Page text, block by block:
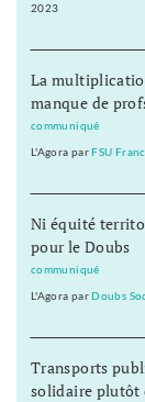
2023
La
manque de
communiqué
L'Agora parFSU
Ni équité
pour le Doubs
communiqué
L'Agora parDoubs
Transports
solidaire plutôt